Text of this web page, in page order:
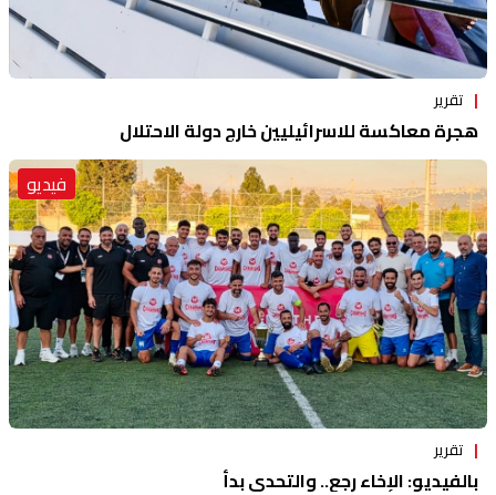
تقرير
هجرة معاكسة للاسرائيليين خارج دولة الاحتلال
فيديو
تقرير
بالفيديو: الإخاء رجع.. والتحدي بدأ